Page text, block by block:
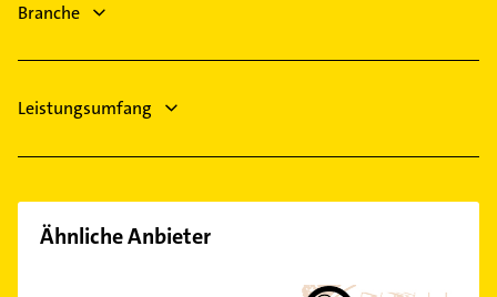
Heizungsbauer
Branche
Leistungsumfang
Ähnliche Anbieter